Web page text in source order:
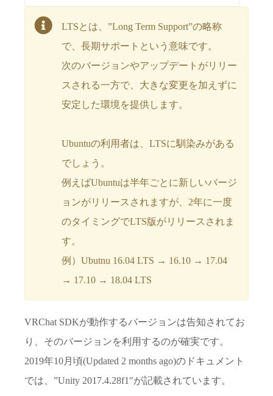
LTSとは、”Long Term Support”の略称
で、長期サポートという意味です。
次のバージョンやアップデートがリリー
スされる一方で、大きな変更を加えずに
安定した環境を提供します。
Ubuntuの利用者は、LTSに馴染みがある
でしょう。
例えばUbuntuは半年ごとに新しいバージ
ョンがリリースされますが、2年に一度
のタイミングでLTS版がリリースされま
す。
例）Ubutnu 16.04 LTS → 16.10 → 17.04
→ 17.10 → 18.04 LTS
VRChat SDKが動作するバージョンは告知されてお
り、そのバージョンを利用するのが確実です。
2019年10月頃(Updated 2 months ago)のドキュメント
では、”Unity 2017.4.28f1″が記載されています。